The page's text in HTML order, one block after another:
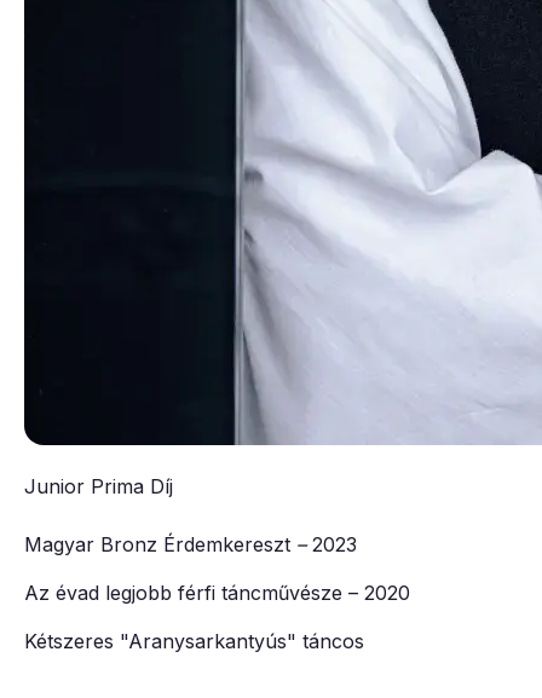
Junior Prima Díj
Magyar Bronz Érdemkereszt –2023
Az évad legjobb férfi táncművésze – 2020
Kétszeres "Aranysarkantyús" táncos